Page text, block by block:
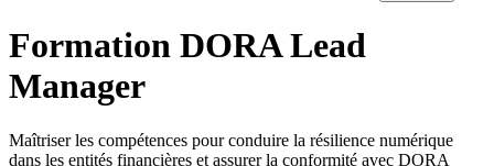
Formation DORA Lead
Manager
Maîtriser les compétences pour conduire la résilience numérique
dans les entités financières et assurer la conformité avec DORA